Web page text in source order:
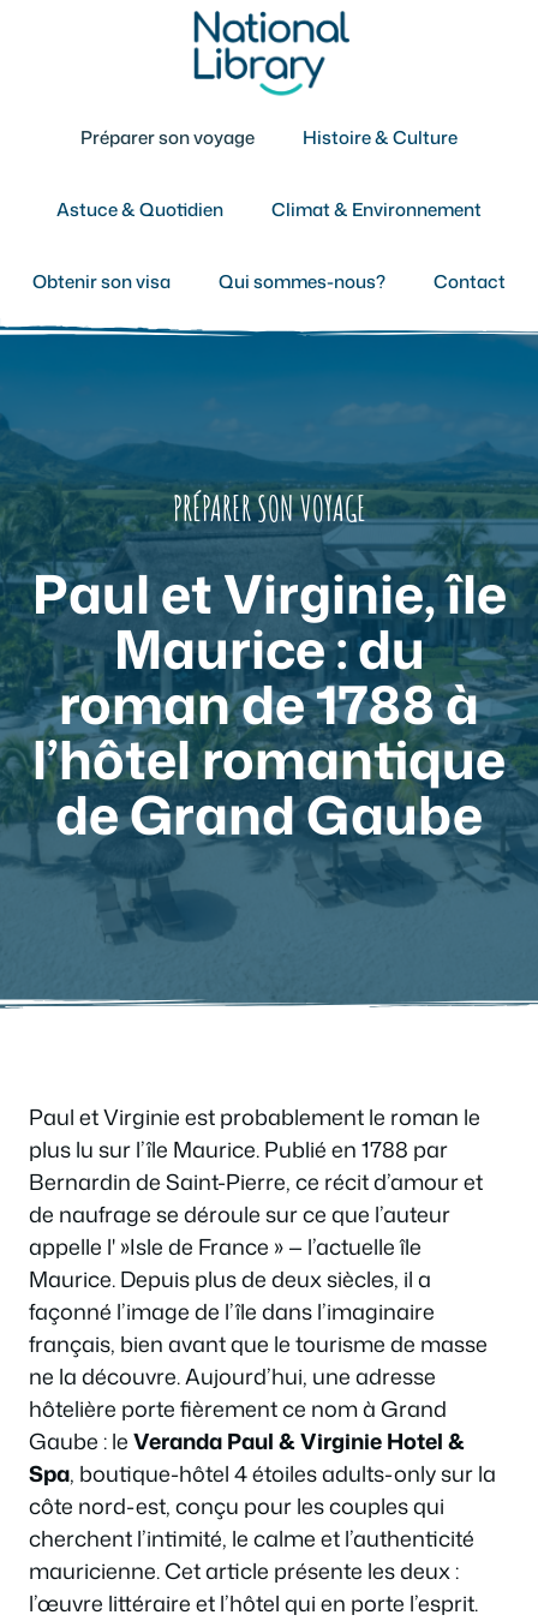
Préparer son voyage Histoire & Culture
Astuce & Quotidien Climat & Environnement
Obtenir son visa Qui sommes-nous? Contact
PRÉPARER SON VOYAGE
Paul et Virginie, île
Maurice : du
roman de 1788 à
l’hôtel romantique
de Grand Gaube
Paul et Virginie est probablement le roman le
plus lu sur l’île Maurice. Publié en 1788 par
Bernardin de Saint-Pierre, ce récit d’amour et
de naufrage se déroule sur ce que l’auteur
appelle l' »Isle de France » — l’actuelle île
Maurice. Depuis plus de deux siècles, il a
façonné l’image de l’île dans l’imaginaire
français, bien avant que le tourisme de masse
ne la découvre. Aujourd’hui, une adresse
hôtelière porte fièrement ce nom à Grand
Gaube : leVeranda Paul & Virginie Hotel &
Spa, boutique-hôtel 4 étoiles adults-only sur la
côte nord-est, conçu pour les couples qui
cherchent l’intimité, le calme et l’authenticité
mauricienne. Cet article présente les deux :
l’œuvre littéraire et l’hôtel qui en porte l’esprit.